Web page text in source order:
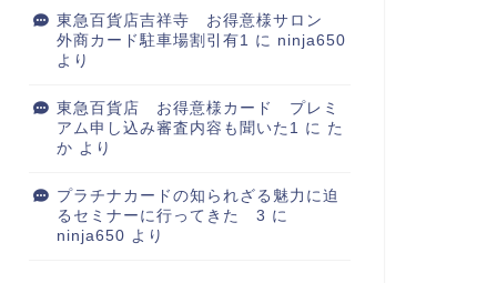
東急百貨店吉祥寺 お得意様サロン
外商カード駐車場割引有1 に ninja650
より
東急百貨店 お得意様カード プレミ
アム申し込み審査内容も聞いた1 に た
か より
プラチナカードの知られざる魅力に迫
るセミナーに行ってきた 3 に
ninja650 より